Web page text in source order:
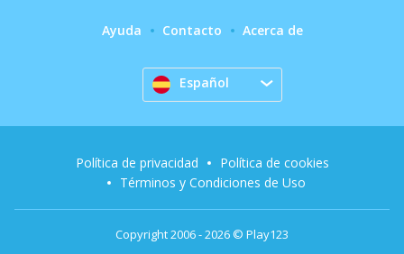
Ayuda Contacto Acerca de
Español
Copyright 2006 - 2026 © Play123
Política de privacidad
Política de cookies
Términos y Condiciones de Uso